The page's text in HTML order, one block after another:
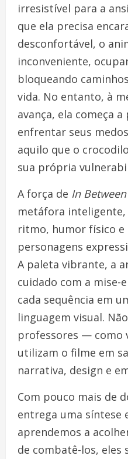
irresistível para a
que ela precisa
desconfortável, o
inconveniente,
bloqueando
vida. No entanto, à
avança, ela começa
enfrentar seus
aquilo que o
sua própria
A força de In Between
metáfora
ritmo, humor físico e
personagens
A paleta vibrante, a
cuidado com a mise-
cada sequência em
linguagem visual.
professores — como
utilizam o filme em
narrativa, design e
Com pouco mais de
entrega uma síntese
aprendemos a
de combatê-los, eles